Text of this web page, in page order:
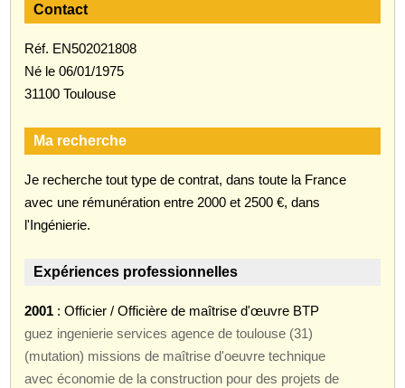
Contact
Réf. EN502021808
Né le 06/01/1975
31100 Toulouse
Ma recherche
Je recherche tout type de contrat, dans toute la France
avec une rémunération entre 2000 et 2500 €, dans
l'Ingénierie.
Expériences professionnelles
2001 : Officier / Officière de maîtrise d'œuvre BTP
guez ingenierie services agence de toulouse (31)
(mutation) missions de maîtrise d'oeuvre technique
avec économie de la construction pour des projets de